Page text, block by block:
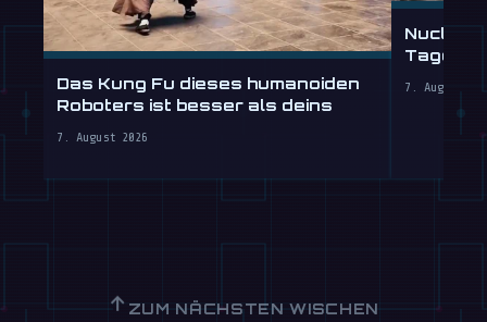
Das Kung Fu dieses humanoiden
Roboters ist besser als deins
7. August 2026
Nucleus
Tagen
7. August
↑ ZUM NÄCHSTEN WISCHEN